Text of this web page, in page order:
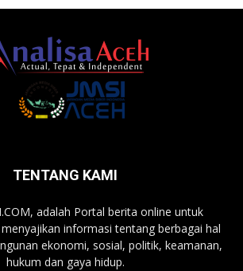
TENTANG KAMI
adalah Portal berita online untuk
informasi tentang berbagai hal
ekonomi, sosial, politik, keamanan,
hukum dan gaya hidup.